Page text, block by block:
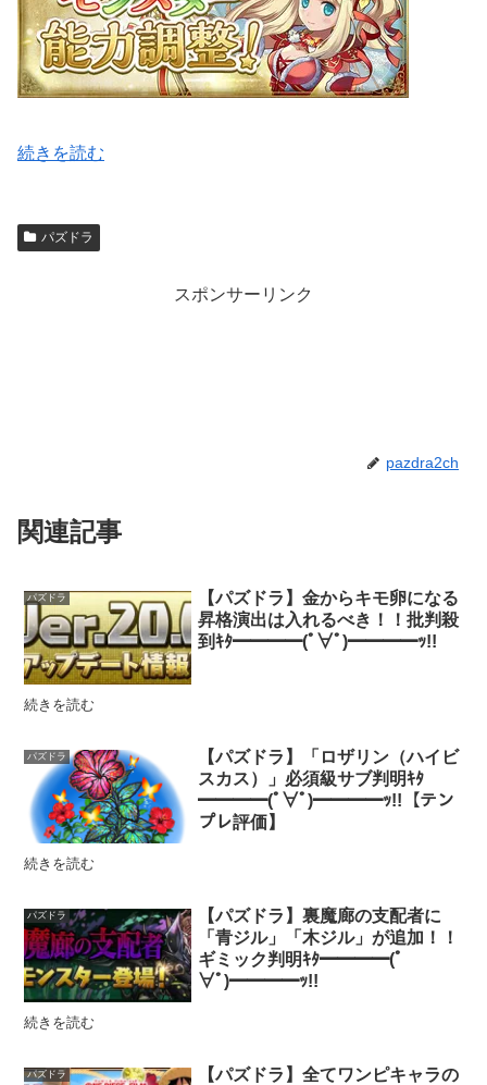
続きを読む
パズドラ
スポンサーリンク
pazdra2ch
関連記事
パズドラ
【パズドラ】金からキモ卵になる
昇格演出は入れるべき！！批判殺
到ｷﾀ━━━━(ﾟ∀ﾟ)━━━━ｯ!!
続きを読む
パズドラ
【パズドラ】「ロザリン（ハイビ
スカス）」必須級サブ判明ｷﾀ
━━━━(ﾟ∀ﾟ)━━━━ｯ!!【テン
プレ評価】
続きを読む
パズドラ
【パズドラ】裏魔廊の支配者に
「青ジル」「木ジル」が追加！！
ギミック判明ｷﾀ━━━━(ﾟ
∀ﾟ)━━━━ｯ!!
続きを読む
パズドラ
【パズドラ】全てワンピキャラの